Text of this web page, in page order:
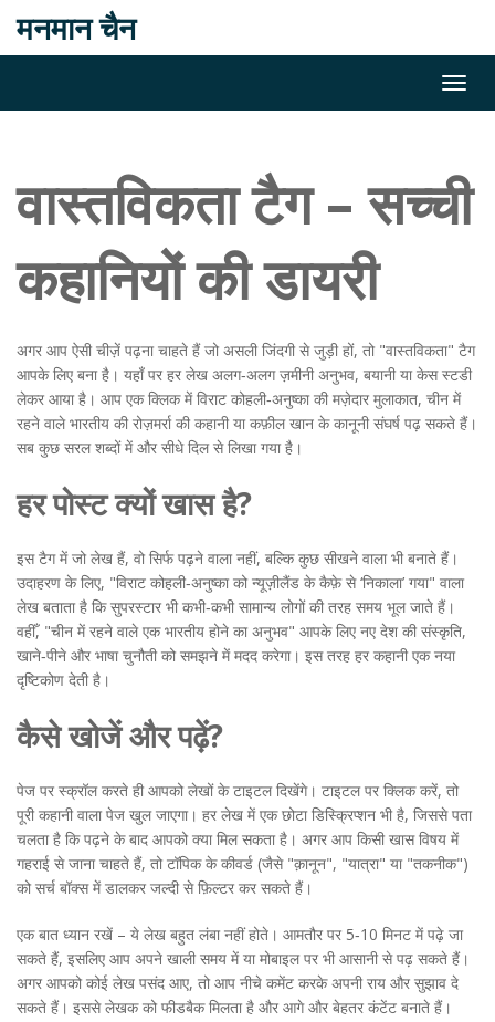
मनमान चैन
वास्तविकता टैग – सच्ची
कहानियों की डायरी
अगर आप ऐसी चीज़ें पढ़ना चाहते हैं जो असली जिंदगी से जुड़ी हों, तो "वास्तविकता" टैग
आपके लिए बना है। यहाँ पर हर लेख अलग‑अलग ज़मीनी अनुभव, बयानी या केस स्टडी
लेकर आया है। आप एक क्लिक में विराट कोहली‑अनुष्का की मज़ेदार मुलाकात, चीन में
रहने वाले भारतीय की रोज़मर्रा की कहानी या कफ़ील खान के कानूनी संघर्ष पढ़ सकते हैं।
सब कुछ सरल शब्दों में और सीधे दिल से लिखा गया है।
हर पोस्ट क्यों खास है?
इस टैग में जो लेख हैं, वो सिर्फ पढ़ने वाला नहीं, बल्कि कुछ सीखने वाला भी बनाते हैं।
उदाहरण के लिए, "विराट कोहली‑अनुष्का को न्यूज़ीलैंड के कैफ़े से ‘निकाला’ गया" वाला
लेख बताता है कि सुपरस्टार भी कभी‑कभी सामान्य लोगों की तरह समय भूल जाते हैं।
वहीँ, "चीन में रहने वाले एक भारतीय होने का अनुभव" आपके लिए नए देश की संस्कृति,
खाने‑पीने और भाषा चुनौती को समझने में मदद करेगा। इस तरह हर कहानी एक नया
दृष्टिकोण देती है।
कैसे खोजें और पढ़ें?
पेज पर स्क्रॉल करते ही आपको लेखों के टाइटल दिखेंगे। टाइटल पर क्लिक करें, तो
पूरी कहानी वाला पेज खुल जाएगा। हर लेख में एक छोटा डिस्क्रिप्शन भी है, जिससे पता
चलता है कि पढ़ने के बाद आपको क्या मिल सकता है। अगर आप किसी खास विषय में
गहराई से जाना चाहते हैं, तो टॉपिक के कीवर्ड (जैसे "क़ानून", "यात्रा" या "तकनीक")
को सर्च बॉक्स में डालकर जल्दी से फ़िल्टर कर सकते हैं।
एक बात ध्यान रखें – ये लेख बहुत लंबा नहीं होते। आमतौर पर 5‑10 मिनट में पढ़े जा
सकते हैं, इसलिए आप अपने खाली समय में या मोबाइल पर भी आसानी से पढ़ सकते हैं।
अगर आपको कोई लेख पसंद आए, तो आप नीचे कमेंट करके अपनी राय और सुझाव दे
सकते हैं। इससे लेखक को फीडबैक मिलता है और आगे और बेहतर कंटेंट बनाते हैं।